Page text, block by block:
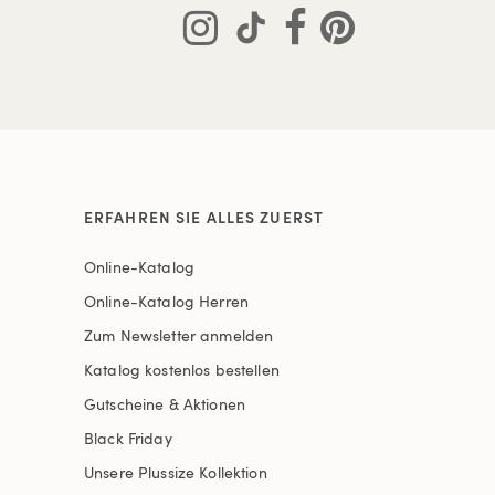
ERFAHREN SIE ALLES ZUERST
Online-Katalog
Online-Katalog Herren
Zum Newsletter anmelden
Katalog kostenlos bestellen
Gutscheine & Aktionen
Black Friday
Unsere Plussize Kollektion